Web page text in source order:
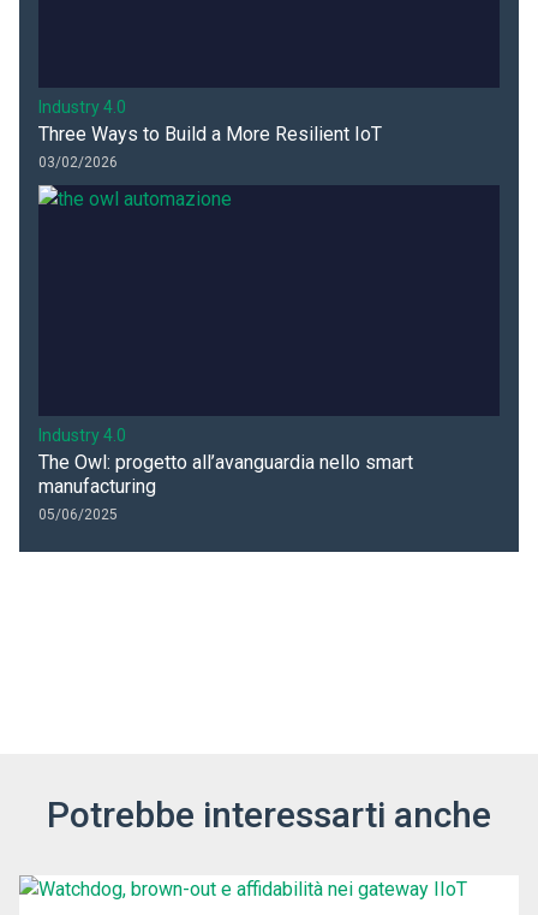
Industry 4.0
Three Ways to Build a More Resilient IoT
03/02/2026
Industry 4.0
The Owl: progetto all’avanguardia nello smart
manufacturing
05/06/2025
Potrebbe interessarti anche